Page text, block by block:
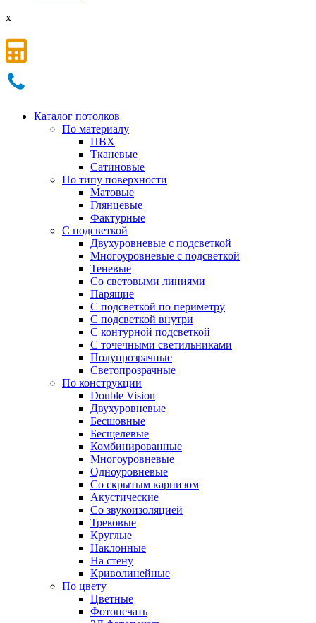
x
Каталог потолков
По материалу
ПВХ
Тканевые
Сатиновые
По типу поверхности
Матовые
Глянцевые
Фактурные
С подсветкой
Двухуровневые с подсветкой
Многоуровневые с подсветкой
Теневые
Со световыми линиями
Парящие
С подсветкой по периметру
С подсветкой внутри
С контурной подсветкой
С точечными светильниками
Полупрозрачные
Светопрозрачные
По конструкции
Double Vision
Двухуровневые
Бесшовные
Бесщелевые
Комбинированные
Многоуровневые
Одноуровневые
Со скрытым карнизом
Акустические
Со звукоизоляцией
Трековые
Круглые
Наклонные
На стену
Криволинейные
По цвету
Цветные
Фотопечать